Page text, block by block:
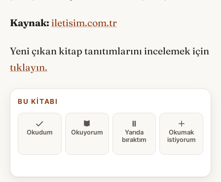
Kaynak: iletisim.com.tr
Yeni çıkan kitap tanıtımlarını incelemek için
tıklayın.
BU KITABI
Okudum Okuyorum
Yarıda
bıraktım
Okumak
istiyorum